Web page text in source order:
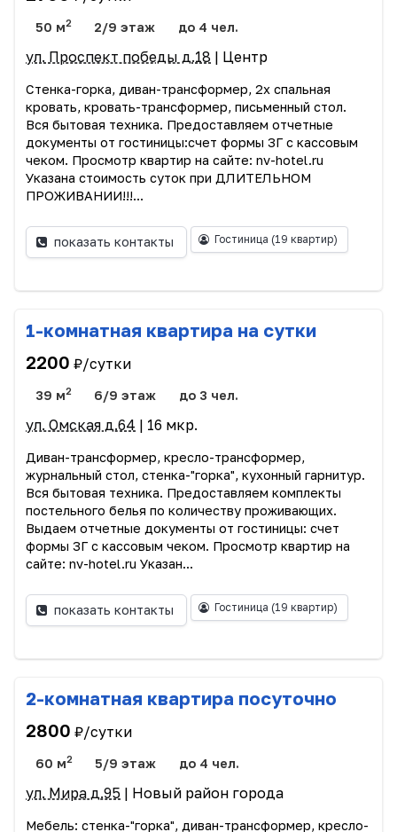
50 м2 2/9 этаж до 4 чел.
ул. Проспект победы д.18 | Центр
Стенка-горка, диван-трансформер, 2х спальная
кровать, кровать-трансформер, письменный стол.
Вся бытовая техника. Предоставляем отчетные
документы от гостиницы:счет формы 3Г с кассовым
чеком. Просмотр квартир на сайте: nv-hotel.ru
Указана стоимость суток при ДЛИТЕЛЬНОМ
ПРОЖИВАНИИ!!!...
показать контакты Гостиница (19 квартир)
1-комнатная квартира на сутки
2200 ₽/сутки
39 м2 6/9 этаж до 3 чел.
ул. Омская д.64 | 16 мкр.
Диван-трансформер, кресло-трансформер,
журнальный стол, стенка-"горка", кухонный гарнитур.
Вся бытовая техника. Предоставляем комплекты
постельного белья по количеству проживающих.
Выдаем отчетные документы от гостиницы: счет
формы 3Г с кассовым чеком. Просмотр квартир на
сайте: nv-hotel.ru Указан...
показать контакты Гостиница (19 квартир)
2-комнатная квартира посуточно
2800 ₽/сутки
60 м2 5/9 этаж до 4 чел.
ул. Мира д.95 | Новый район города
Мебель: стенка-"горка", диван-трансформер, кресло-